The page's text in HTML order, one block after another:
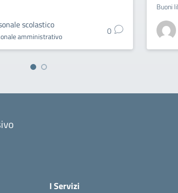
scolastico
amministrativo 0
Buoni
I Servizi